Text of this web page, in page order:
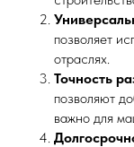
позволяет
отраслях.
Точность
позволяют
важно для